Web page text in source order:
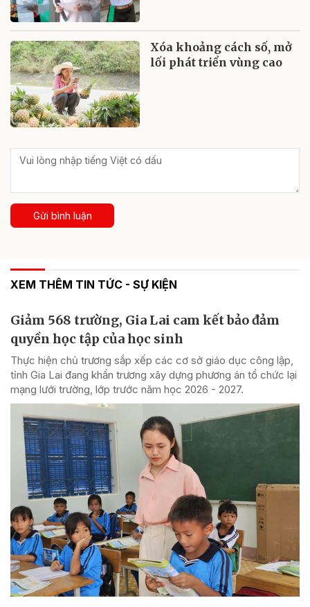
Xóa khoảng cách số, mở
lối phát triển vùng cao
Gửi bình luận
XEM THÊM TIN TỨC - SỰ KIỆN
Giảm 568 trường, Gia Lai cam kết bảo đảm
quyền học tập của học sinh
Thực hiện chủ trương sắp xếp các cơ sở giáo dục công lập,
tỉnh Gia Lai đang khẩn trương xây dựng phương án tổ chức lại
mạng lưới trường, lớp trước năm học 2026 - 2027.